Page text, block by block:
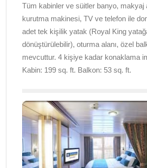
Tüm kabinler ve süitler banyo, makyaj
kurutma makinesi, TV ve telefon ile
adet tek kişilik yatak (Royal King
dönüştürülebilir), oturma alanı, özel
mevcuttur. 4 kişiye kadar konaklama
Kabin: 199 sq. ft. Balkon: 53 sq. ft.